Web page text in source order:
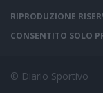
RIPRODUZIONE
CONSENTITO SOLO
© Diario Sportivo